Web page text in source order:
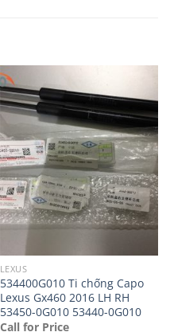
LEXUS
534400G010 Ti chống Capo
Lexus Gx460 2016 LH RH
53450-0G010 53440-0G010
Call for Price